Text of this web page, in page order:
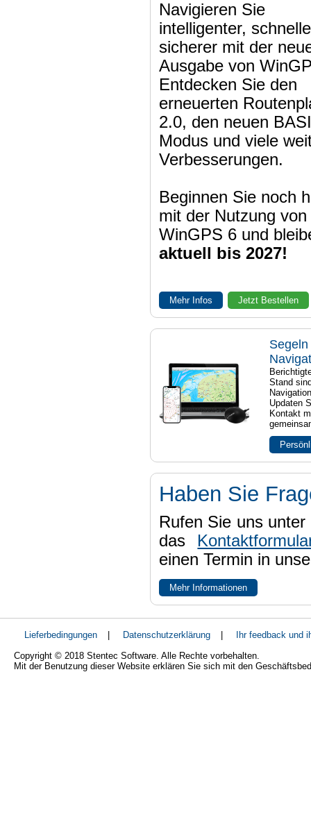
Navigieren Sie
intelligenter,
sicherer mit der
Ausgabe von
Entdecken Sie den
erneuerten
2.0, den neuen
Modus und viele
Verbesserungen.
Beginnen Sie noch
mit der Nutzung von
WinGPS 6 und
aktuell bis 2027!
Mehr Infos Jetzt Bestellen
Stand
Updaten
Kontakt
Haben Sie
Rufen Sie uns
das
einen Termin in
Mehr Informationen
Lieferbedingungen | Datenschutzerklärung |
Ihr feedback und
Copyright © 2018 Stentec Software. Alle Rechte vorbehalten.
Mit der Benutzung dieser Website erklären Sie sich mit den